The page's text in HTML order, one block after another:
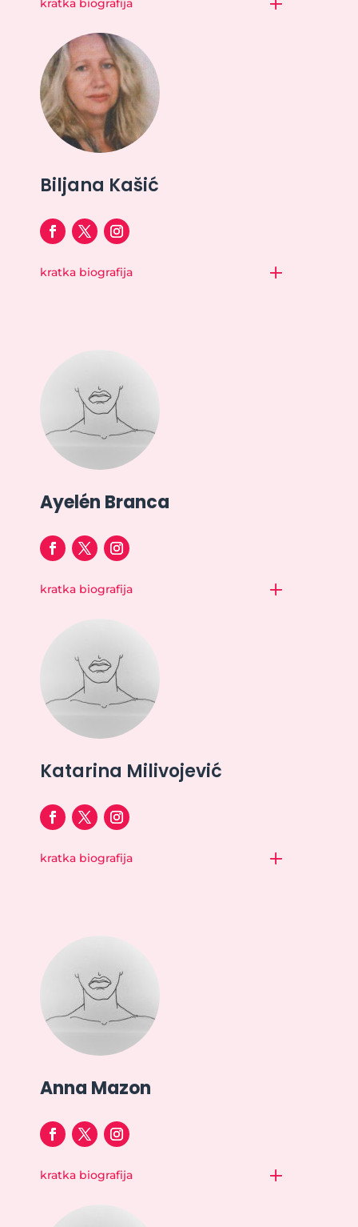
kratka biografija
Biljana Kašić
kratka biografija
Ayelén Branca
kratka biografija
Katarina Milivojević
kratka biografija
Anna Mazon
kratka biografija